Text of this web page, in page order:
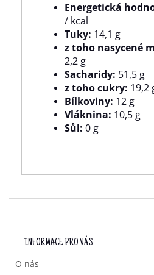
Energetická
/ kcal
Tuky: 14,1 g
z toho nasycené
2,2 g
Sacharidy: 51,5 g
z toho cukry: 19,2
Bílkoviny: 12 g
Vláknina: 10,5 g
Sůl: 0 g
INFORMACE PRO VÁS
O nás